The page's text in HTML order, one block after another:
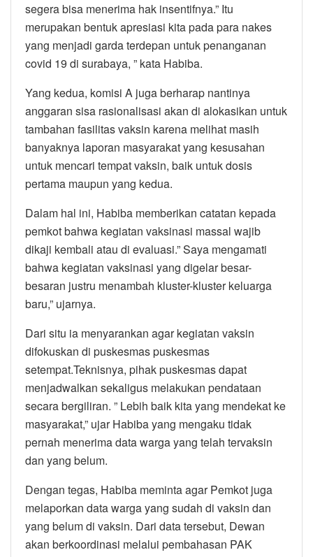
segera bisa menerima hak insentifnya.” Itu
merupakan bentuk apresiasi kita pada para nakes
yang menjadi garda terdepan untuk penanganan
covid 19 di surabaya, ” kata Habiba.
Yang kedua, komisi A juga berharap nantinya
anggaran sisa rasionalisasi akan di alokasikan untuk
tambahan fasilitas vaksin karena melihat masih
banyaknya laporan masyarakat yang kesusahan
untuk mencari tempat vaksin, baik untuk dosis
pertama maupun yang kedua.
Dalam hal ini, Habiba memberikan catatan kepada
pemkot bahwa kegiatan vaksinasi massal wajib
dikaji kembali atau di evaluasi.” Saya mengamati
bahwa kegiatan vaksinasi yang digelar besar-
besaran justru menambah kluster-kluster keluarga
baru,” ujarnya.
Dari situ ia menyarankan agar kegiatan vaksin
difokuskan di puskesmas puskesmas
setempat.Teknisnya, pihak puskesmas dapat
menjadwalkan sekaligus melakukan pendataan
secara bergiliran. ” Lebih baik kita yang mendekat ke
masyarakat,” ujar Habiba yang mengaku tidak
pernah menerima data warga yang telah tervaksin
dan yang belum.
Dengan tegas, Habiba meminta agar Pemkot juga
melaporkan data warga yang sudah di vaksin dan
yang belum di vaksin. Dari data tersebut, Dewan
akan berkoordinasi melalui pembahasan PAK